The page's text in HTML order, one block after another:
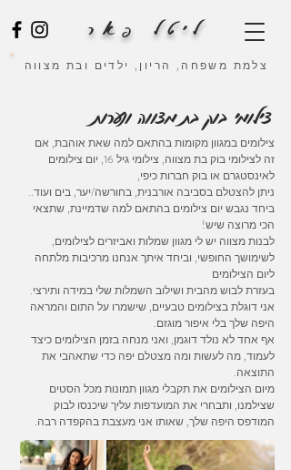
ליטל פאר
צלמת משפחה, הריון, ילדים ובת מצווה
צילומי בוק בת מצווה ונערות
צילומים במגוון מקומות בהתאם למה שאת אוהבת, אם
זה לצילומי בוק בת מצווה, צילומי גיל 16, יום צילומים
לאינסטגרם או בוק חברות כיפי,
ניתן להצטלם בסביבה אורבנית, בחורשה/יער, בים ועוד..
ביחד נגבש יום צילומים בהתאם למה שדמיינת, שתצאי
הכי מרוצה שיש!
לבנות מצווה יש לי מגוון שמלות ואביזרים לצילומים,
לשימושך החופשי, וביחד איתך אנחנו מרכיבות מלתחה
ליום הצילומים
בעזרת לבוש מהבית ושילוב השמלות שלי במידה ותירצי.
אני דוגלת בצילומים טבעיים, שישמרו על התום והמראה
היפה שלך בלי איפור מוגזם.
אף אחד לא נולד דוגמן, ואני מנחה בזמן הצילומים כיצד
לעמוד, מה לעשות ומה מצטלם יפה כדי שתאהבי את
התוצאה.
מיום הצילומים את תקבלי מגוון תמונות מכל הסטים
שצילמנו, ותבחרי את המועדפות עליך שיכנסו לבוק
המודפס היפה שלך, שאותו אני מעצבת בהקפדה רבה.